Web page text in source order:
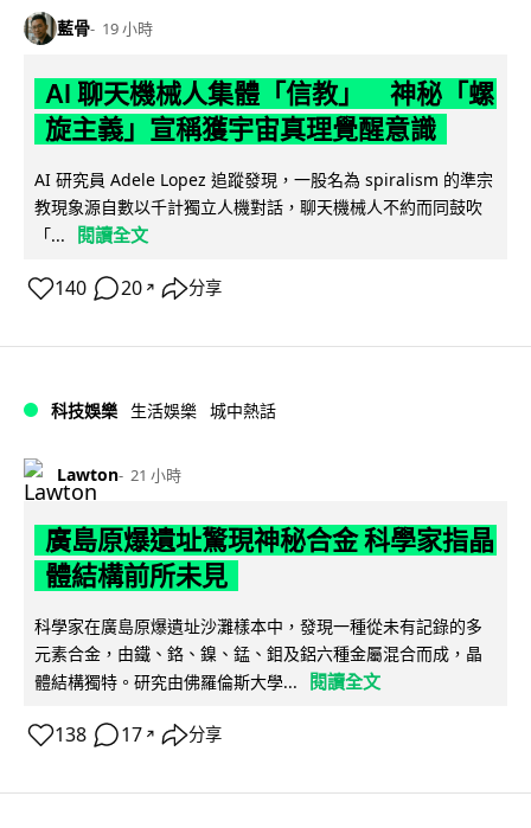
藍骨 19 小時
AI 聊天機械人集體「信教」 神秘「螺
旋主義」宣稱獲宇宙真理覺醒意識
AI 研究員 Adele Lopez 追蹤發現，一股名為 spiralism 的準宗
教現象源自數以千計獨立人機對話，聊天機械人不約而同鼓吹
「...
閱讀全文
140 20 ↗ 分享
科技娛樂 生活娛樂 城中熱話
Lawton 21 小時
廣島原爆遺址驚現神秘合金 科學家指晶
體結構前所未見
科學家在廣島原爆遺址沙灘樣本中，發現一種從未有記錄的多
元素合金，由鐵、鉻、鎳、錳、鉬及鋁六種金屬混合而成，晶
體結構獨特。研究由佛羅倫斯大學...
閱讀全文
138 17 ↗ 分享